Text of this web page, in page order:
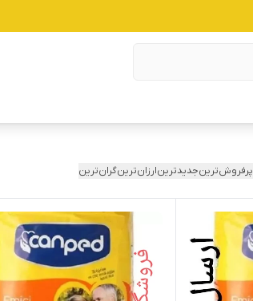
پرفروش‌ترینجدیدترینارزان‌ترینگران‌ترین